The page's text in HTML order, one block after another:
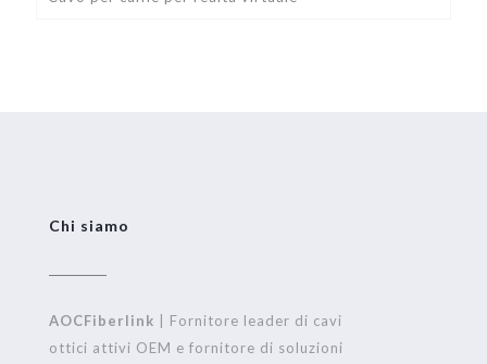
Chi siamo
AOCFiberlink | Fornitore leader di cavi
ottici attivi OEM e fornitore di soluzioni